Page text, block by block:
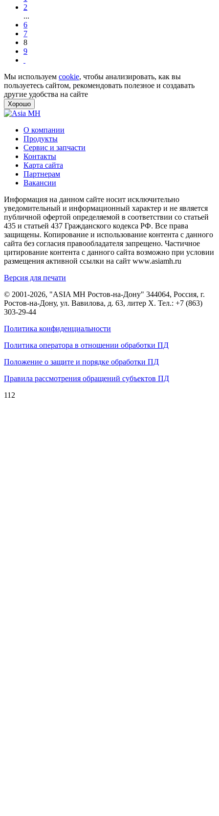
2
...
6
7
8
9
Мы используем cookie, чтобы анализировать, как вы
пользуетесь сайтом, рекомендовать полезное и создавать
другие удобства на сайте
Хорошо
О компании
Продукты
Сервис и запчасти
Контакты
Карта сайта
Партнерам
Вакансии
Информация на данном сайте носит исключительно
уведомительный и информационный характер и не является
публичной офертой определяемой в соответствии со статьей
435 и статьей 437 Гражданского кодекса РФ. Все права
защищены. Копирование и использование контента с данного
сайта без согласия правообладателя запрещено. Частичное
цитирование контента с данного сайта возможно при условии
размещения активной ссылки на сайт www.asiamh.ru
Версия для печати
© 2001-2026, "ASIA MH Ростов-на-Дону" 344064, Россия, г.
Ростов-на-Дону, ул. Вавилова, д. 63, литер Х. Тел.: +7 (863)
303-29-44
Политика конфиденциальности
Политика оператора в отношении обработки ПД
Положение о защите и порядке обработки ПД
Правила рассмотрения обращений субъектов ПД
112